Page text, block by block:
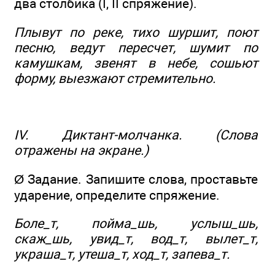
два столбика (I, II спряжение).
Плывут по реке, тихо шуршит, поют
песню, ведут пересчет, шумит по
камушкам, звенят в небе, сошьют
форму, выезжают стремительно.
IV. Диктант-молчанка. (Слова
отражены на экране.)
Ø Задание. Запишите слова, проставьте
ударение, определите спряжение.
Боле_т, пойма_шь, услыш_шь,
скаж_шь, увид_т, вод_т, вылет_т,
украша_т, утеша_т, ход_т, запева_т.